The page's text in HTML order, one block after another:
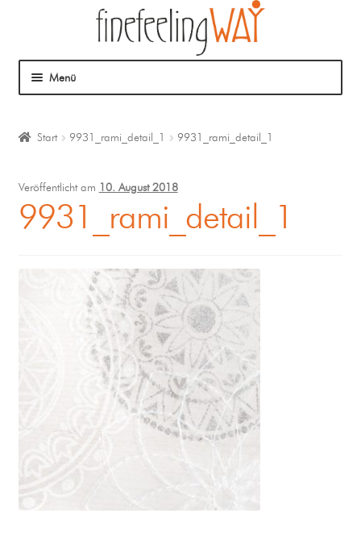
Menü
Coaching
Start 9931_rami_detail_1 9931_rami_detail_1
Veröffentlicht am 10. August 2018
9931_rami_detail_1